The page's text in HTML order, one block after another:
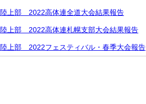
陸上部 2022高体連全道大会結果報告
陸上部 2022高体連札幌支部大会結果報告
陸上部 2022フェスティバル・春季大会報告